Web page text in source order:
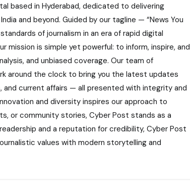
based in Hyderabad, dedicated to delivering
and beyond. Guided by our tagline — “News You
of journalism in an era of rapid digital
mission is simple yet powerful: to inform, inspire, and
and unbiased coverage. Our team of
around the clock to bring you the latest updates
current affairs — all presented with integrity and
and diversity inspires our approach to
or community stories, Cyber Post stands as a
and a reputation for credibility, Cyber Post
values with modern storytelling and